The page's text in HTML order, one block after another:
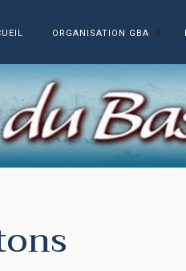
ORGANISATION GBA